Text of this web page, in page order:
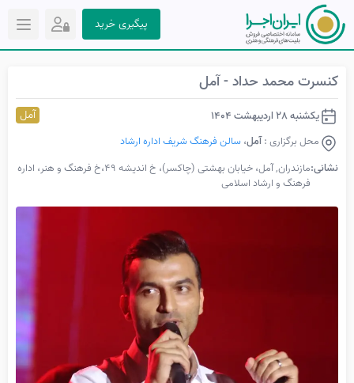
پیگیری خرید
کنسرت محمد حداد - آمل
آمل
یکشنبه 28 اردیبهشت 1404
محل برگزاری :آمل،سالن فرهنگ شریف اداره ارشاد
نشانی:
مازندران, آمل، خیابان بهشتی (چاکسر)، خ اندیشه 49،خ فرهنگ و هنر، اداره
فرهنگ و ارشاد اسلامی